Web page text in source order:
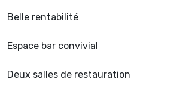
Belle rentabilité
Espace bar convivial
Deux salles de restauration